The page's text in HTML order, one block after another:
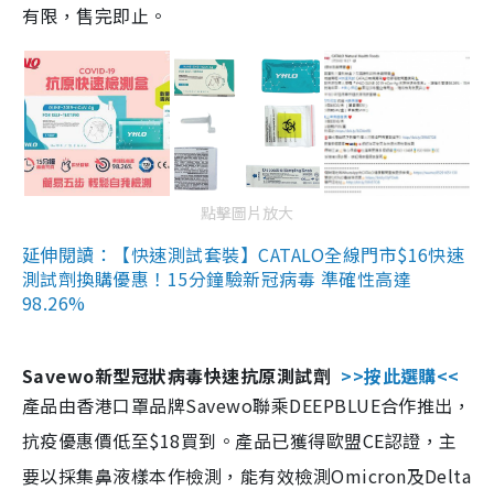
有限，售完即止。
點擊圖片放大
延伸閱讀：【快速測試套裝】CATALO全線門市$16快速
測試劑換購優惠！15分鐘驗新冠病毒 準確性高達
98.26%
Savewo新型冠狀病毒快速抗原測試劑 >>按此選購<<
產品由香港口罩品牌Savewo聯乘DEEPBLUE合作推出，
抗疫優惠價低至$18買到。產品已獲得歐盟CE認證，主
要以採集鼻液樣本作檢測，能有效檢測Omicron及Delta